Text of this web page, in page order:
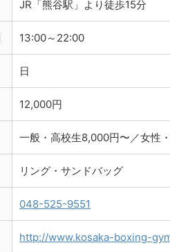
JR「熊谷駅」より徒歩15分
13:00～22:00
日
12,000円
一般・高校生8,000円〜／女性
リング・サンドバッグ
048-525-9551
http://www.kosaka-boxing-